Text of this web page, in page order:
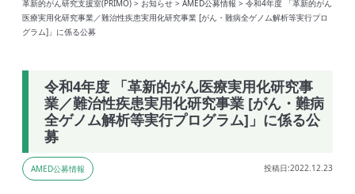
革新的がん研究支援室(PRIMO) > お知らせ > AMED公募情報 > 令和4年度 「革新的がん
医療実用化研究事業／難治性疾患実用化研究事業 [がん・難病全ゲノム解析等実行プロ
グラム]」に係る公募
令和4年度 「革新的がん医療実用化研究事
業／難治性疾患実用化研究事業 [がん・難病
全ゲノム解析等実行プログラム]」に係る公
募
AMED公募情報 投稿日:2022.12.23